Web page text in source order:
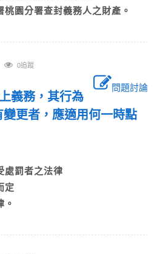
園分署查封義務人之財產。
0追蹤
問題討論
義務，其行為
更者，應適用何一時點
處罰者之法律
定
。